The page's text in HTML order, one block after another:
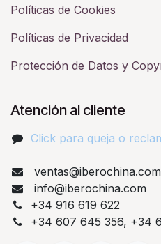
Políticas de Cookies
Políticas de Privacidad
Protección de Datos y
Atención al cliente
Click para queja o
ventas@iberochina.com
info@iberochina.com
+34 916 619 622
+34 607 645 356, +34